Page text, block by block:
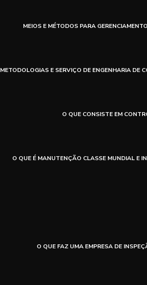
MEIOS E MÉTODOS PARA
METODOLOGIAS E SERVIÇO DE ENGENHARIA DE
O QUE CONSISTE EM
O QUE É MANUTENÇÃO CLASSE MUNDIAL E
O QUE FAZ UMA EMPRESA DE